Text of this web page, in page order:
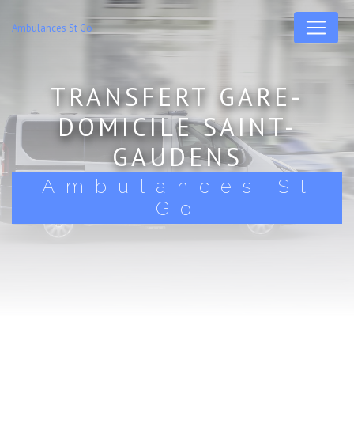
Ambulances St Go
TRANSFERT GARE-
DOMICILE SAINT-
GAUDENS
Ambulances St
Go
Panneau de gestion des cookies